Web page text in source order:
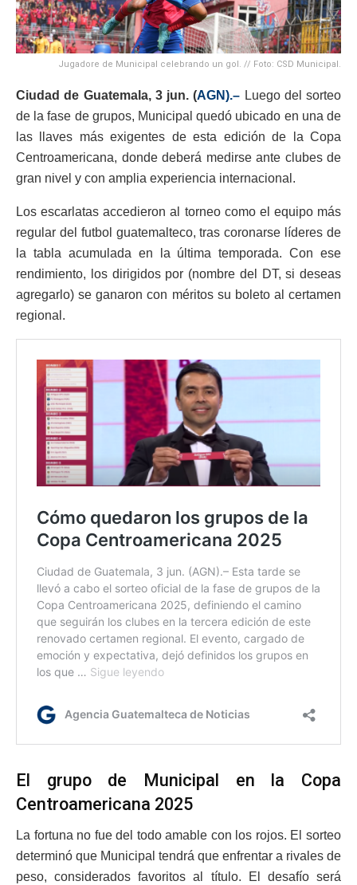
Jugadore de Municipal celebrando un gol. // Foto: CSD Municipal.
Ciudad de Guatemala, 3 jun. (AGN).– Luego del sorteo
de la fase de grupos, Municipal quedó ubicado en una de
las llaves más exigentes de esta edición de la Copa
Centroamericana, donde deberá medirse ante clubes de
gran nivel y con amplia experiencia internacional.
Los escarlatas accedieron al torneo como el equipo más
regular del futbol guatemalteco, tras coronarse líderes de
la tabla acumulada en la última temporada. Con ese
rendimiento, los dirigidos por (nombre del DT, si deseas
agregarlo) se ganaron con méritos su boleto al certamen
regional.
El grupo de Municipal en la Copa
Centroamericana 2025
La fortuna no fue del todo amable con los rojos. El sorteo
determinó que Municipal tendrá que enfrentar a rivales de
peso, considerados favoritos al título. El desafío será